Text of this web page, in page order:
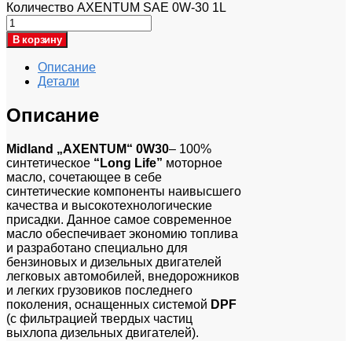
Количество AXENTUM SAE 0W-30 1L
В корзину
Описание
Детали
Описание
Midland „AXENTUM“ 0W30– 100%
синтетическое “Long Life” моторное
масло, сочетающее в себе
синтетические компоненты наивысшего
качества и высокотехнологические
присадки. Данное самое современное
масло обеспечивает экономию топлива
и разработано специально для
бензиновых и дизельных двигателей
легковых автомобилей, внедорожников
и легких грузовиков последнего
поколения, оснащенных системой DPF
(с фильтрацией твердых частиц
выхлопа дизельных двигателей).